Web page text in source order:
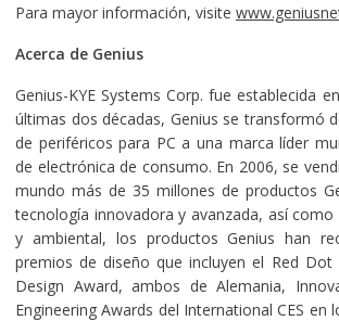
Para mayor información, visite
Acerca de Genius
Genius-KYE Systems Corp. fue establecida
últimas dos décadas, Genius se transformó
de periféricos para PC a una marca líder
de electrónica de consumo. En 2006, se
mundo más de 35 millones de productos
tecnología innovadora y avanzada, así
y ambiental, los productos Genius han
premios de diseño que incluyen el Red Dot
Design Award, ambos de Alemania,
Engineering Awards del International CES en